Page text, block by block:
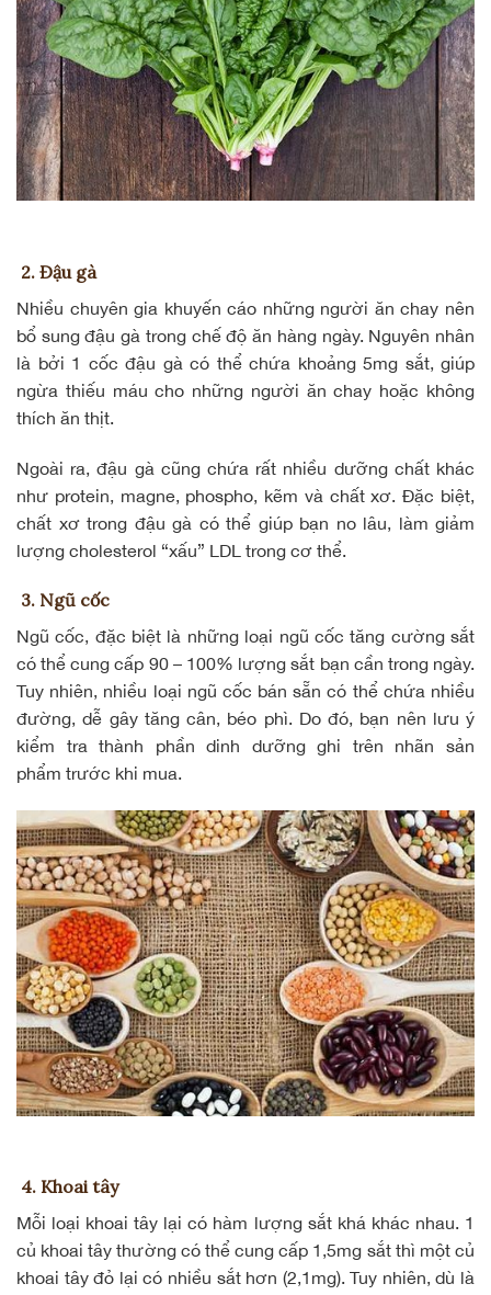
2. Đậu gà
Nhiều chuyên gia khuyến cáo những người ăn chay nên
bổ sung đậu gà trong chế độ ăn hàng ngày. Nguyên nhân
là bởi 1 cốc đậu gà có thể chứa khoảng 5mg sắt, giúp
ngừa thiếu máu cho những người ăn chay hoặc không
thích ăn thịt.
Ngoài ra, đậu gà cũng chứa rất nhiều dưỡng chất khác
như protein, magne, phospho, kẽm và chất xơ. Đặc biệt,
chất xơ trong đậu gà có thể giúp bạn no lâu, làm giảm
lượng cholesterol “xấu” LDL trong cơ thể.
3. Ngũ cốc
Ngũ cốc, đặc biệt là những loại ngũ cốc tăng cường sắt
có thể cung cấp 90 – 100% lượng sắt bạn cần trong ngày.
Tuy nhiên, nhiều loại ngũ cốc bán sẵn có thể chứa nhiều
đường, dễ gây tăng cân, béo phì. Do đó, bạn nên lưu ý
kiểm tra thành phần dinh dưỡng ghi trên nhãn sản
phẩm trước khi mua.
4. Khoai tây
Mỗi loại khoai tây lại có hàm lượng sắt khá khác nhau. 1
củ khoai tây thường có thể cung cấp 1,5mg sắt thì một củ
khoai tây đỏ lại có nhiều sắt hơn (2,1mg). Tuy nhiên, dù là